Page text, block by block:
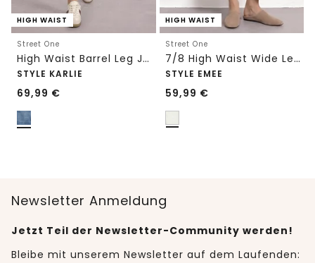
HIGH WAIST
Street One
High Waist Barrel Leg Jeans im Loose Fit
STYLE KARLIE
69,99 €
HIGH WAIST
Street One
7/8 High Waist Wide Leg Jeans im Loose Fit
STYLE EMEE
59,99 €
Newsletter Anmeldung
Jetzt Teil der Newsletter-Community werden!
Bleibe mit unserem Newsletter auf dem Laufenden: